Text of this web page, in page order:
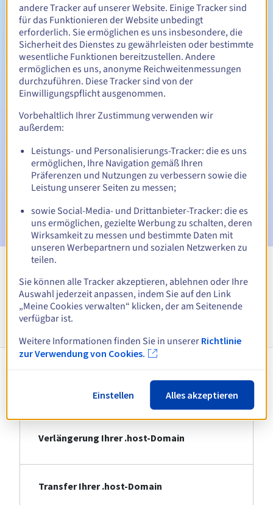
Verlängerungszeitraum Zwischen 1 und 10 Jahren
Rückgewinnungsfrist
Warn-E-Mails:
E-Mail am Ablaufdatumzur Benachrichtigung über die
Sperrung des Domainnamens
Benachrichtigung über die Löschung des Domainnamens
Alle Endungen anzeigen
Informationen zu .host
Registrierung Ihrer .host-Domain
Verlängerung Ihrer .host-Domain
Transfer Ihrer .host-Domain
andere Tracker auf unserer Website. Einige Tracker sind
für das Funktionieren der Website unbedingt
erforderlich. Sie ermöglichen es uns insbesondere, die
Sicherheit des Dienstes zu gewährleisten oder bestimmte
wesentliche Funktionen bereitzustellen. Andere
ermöglichen es uns, anonyme Reichweitenmessungen
durchzuführen. Diese Tracker sind von der
Einwilligungspflicht ausgenommen.
Vorbehaltlich Ihrer Zustimmung verwenden wir
außerdem:
Leistungs- und Personalisierungs-Tracker: die es uns
ermöglichen, Ihre Navigation gemäß Ihren
Präferenzen und Nutzungen zu verbessern sowie die
Leistung unserer Seiten zu messen;
sowie Social-Media- und Drittanbieter-Tracker: die es
uns ermöglichen, gezielte Werbung zu schalten, deren
Wirksamkeit zu messen und bestimmte Daten mit
unseren Werbepartnern und sozialen Netzwerken zu
teilen.
Sie können alle Tracker akzeptieren, ablehnen oder Ihre
Auswahl jederzeit anpassen, indem Sie auf den Link
„Meine Cookies verwalten“ klicken, der am Seitenende
verfügbar ist.
Weitere Informationen finden Sie in unserer Richtlinie
zur Verwendung von Cookies.
Einstellen Alles akzeptieren